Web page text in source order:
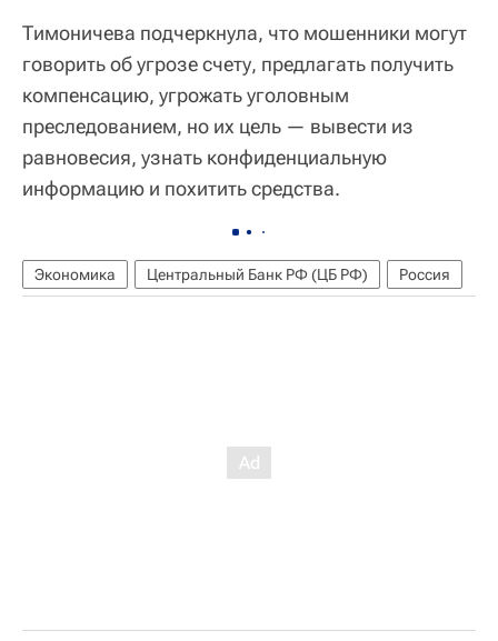
Тимоничева подчеркнула, что мошенники могут
говорить об угрозе счету, предлагать получить
компенсацию, угрожать уголовным
преследованием, но их цель — вывести из
равновесия, узнать конфиденциальную
информацию и похитить средства.
Экономика Центральный Банк РФ (ЦБ РФ) Россия